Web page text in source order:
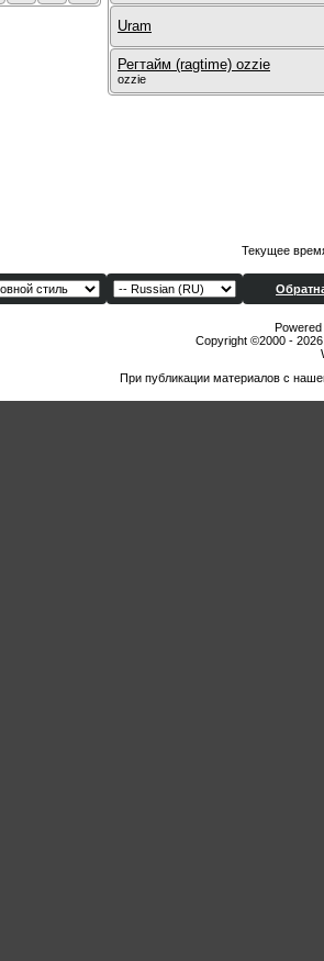
Uram
Регтайм (ragtime) ozzie
ozzie
Текущее
Copyright ©2000 -
При публикации материалов с